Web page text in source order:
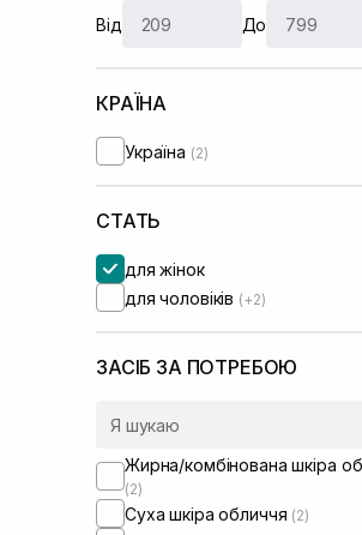
Dr. Ceuracle (+9)
I'm From
IS Clinical
Isehan(+1)
Medik8(+1)
Needly
Purito(+2)
Question and Answer
Rejuran(+2)
Round Lab(+4)
Sorted Skin
UIQ (+1)
Usolab(+1)
Від До
КРАЇНА
Україна (2)
СТАТЬ
для жінок
для чоловіків (+2)
ЗАСІБ ЗА ПОТРЕБОЮ
Жирна/комбінована шкіра
(2)
Суха шкіра обличчя (2)